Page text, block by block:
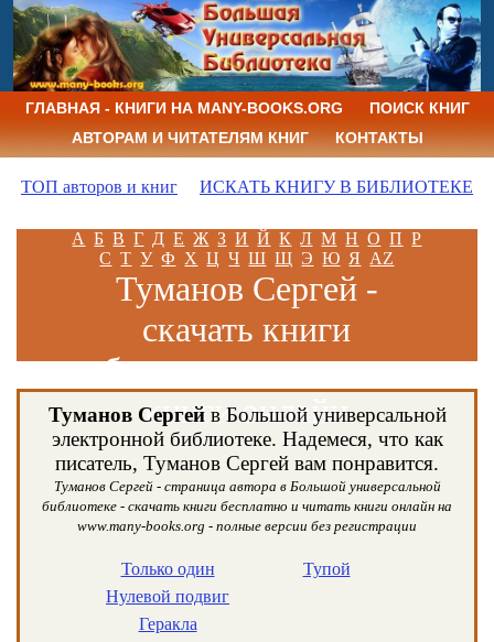
ГЛАВНАЯ - КНИГИ НА MANY-BOOKS.ORG
ПОИСК КНИГ
АВТОРАМ И ЧИТАТЕЛЯМ КНИГ
КОНТАКТЫ
ТОП авторов и книг ИСКАТЬ КНИГУ В БИБЛИОТЕКЕ
А Б В Г Д Е Ж З И Й К Л М Н О П Р
С Т У Ф Х Ц Ч Ш Щ Э Ю Я AZ
Туманов Сергей -
скачать книги
бесплатно и читать
книги онлайн
Туманов Сергейв Большой универсальной
электронной библиотеке. Надемеся, что как
писатель, Туманов Сергей вам понравится.
Туманов Сергей - страница автора в Большой универсальной
библиотеке - скачать книги бесплатно и читать книги онлайн на
www.many-books.org - полные версии без регистрации
Только один
Нулевой подвиг
Геракла
Тупой